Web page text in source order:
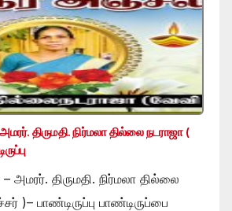
திருமதி. நிர்மலா தில்லை நடராஜா (
திருமதி. நிர்மலா தில்லை
)– பாண்டிருப்பு பாண்டிருப்பை